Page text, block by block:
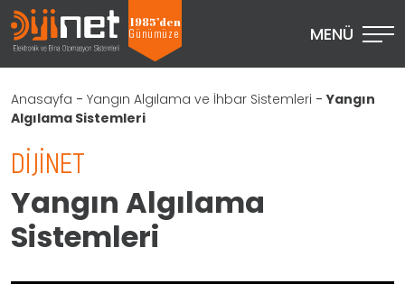
1985’den
Günümüze
MENÜ
Anasayfa - Yangın Algılama ve İhbar Sistemleri -Yangın
Algılama Sistemleri
DIJINET
Yangın Algılama
Sistemleri